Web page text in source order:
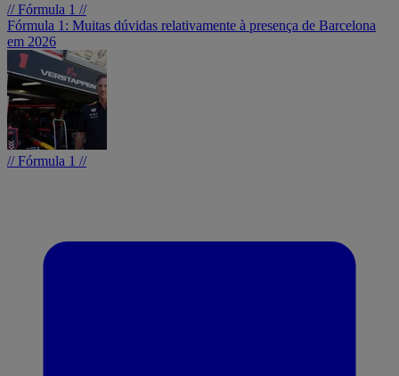
// Fórmula 1 //
Fórmula 1: Muitas dúvidas relativamente à presença de Barcelona
em 2026
// Fórmula 1 //